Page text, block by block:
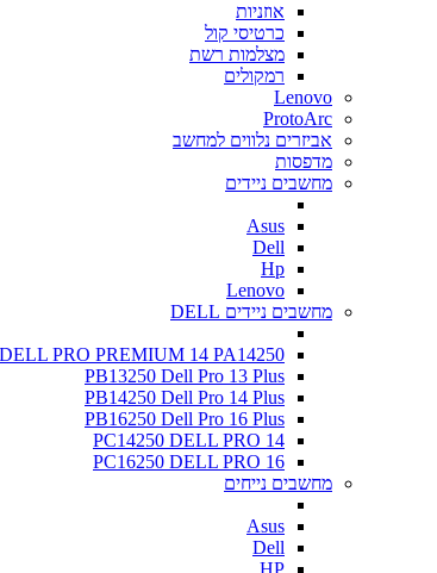
אוזניות
כרטיסי קול
מצלמות רשת
רמקולים
Lenovo
ProtoArc
אביזרים נלווים למחשב
מדפסות
מחשבים ניידים
Asus
Dell
Hp
Lenovo
מחשבים ניידים DELL
DELL PRO PREMIUM 14 PA14250
PB13250 Dell Pro 13 Plus
PB14250 Dell Pro 14 Plus
PB16250 Dell Pro 16 Plus
PC14250 DELL PRO 14
PC16250 DELL PRO 16
מחשבים נייחים
Asus
Dell
HP